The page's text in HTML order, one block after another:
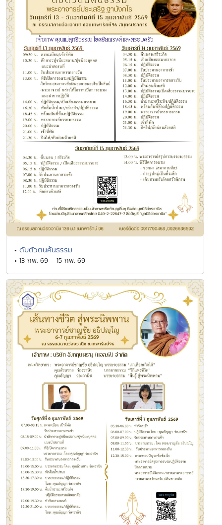
• ดับตัวตนค้นธรรม
• 13 กพ. 69 - 15 กพ. 69